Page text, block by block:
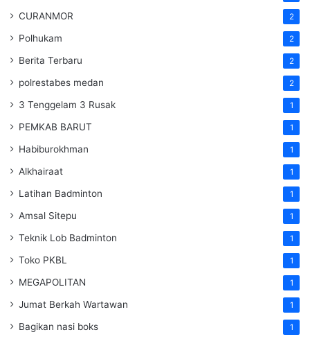
CURANMOR 2
Polhukam 2
Berita Terbaru 2
polrestabes medan 2
3 Tenggelam 3 Rusak 1
PEMKAB BARUT 1
Habiburokhman 1
Alkhairaat 1
Latihan Badminton 1
Amsal Sitepu 1
Teknik Lob Badminton 1
Toko PKBL 1
MEGAPOLITAN 1
Jumat Berkah Wartawan 1
Bagikan nasi boks 1